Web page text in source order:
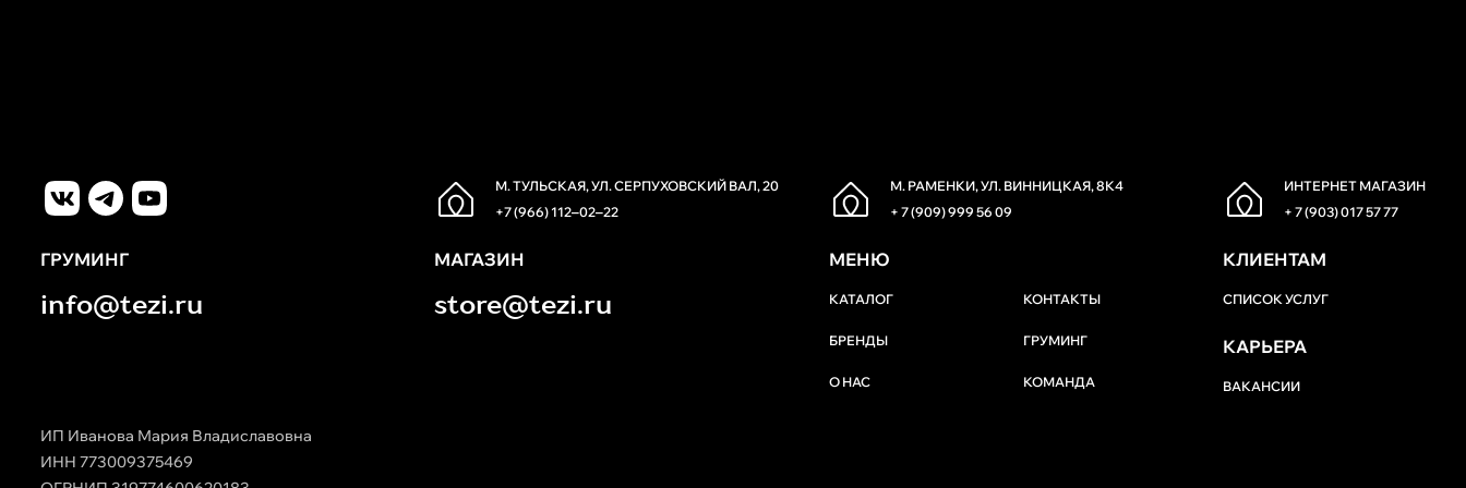
М. ТУЛЬСКАЯ, УЛ. СЕРПУХОВСКИЙ ВАЛ, 20
+7 (966) 112‒02‒22
М. РАМЕНКИ, УЛ. ВИННИЦКАЯ, 8К4
+ 7 (909) 999 56 09
ИНТЕРНЕТ МАГАЗИН
+ 7 (903) 017 57 77
ГРУМИНГ
info@tezi.ru
МАГАЗИН
store@tezi.ru
МЕНЮ
КАТАЛОГ КОНТАКТЫ
БРЕНДЫ ГРУМИНГ
О НАС КОМАНДА
КЛИЕНТАМ
СПИСОК УСЛУГ
КАРЬЕРА
ВАКАНСИИ
ИП Иванова Мария Владиславовна
ИНН 773009375469